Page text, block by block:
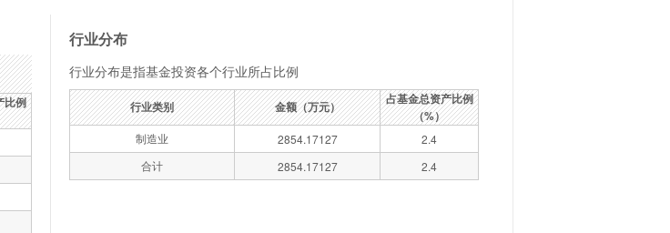
比例
行业分布
行业分布是指基金投资各个行业所占比例
行业类别 金额（万元）
占基金总资产比例
（%）
制造业 2854.17127
2.4
合计
2854.17127 2.4